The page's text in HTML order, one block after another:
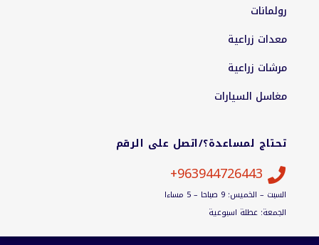
رولمانات
معدات زراعية
مرشات زراعية
مغاسل السيارات
تحتاج لمساعدة؟/اتصل على الرقم

963944726443+
السبت – الخميس: 9 صباحا – 5 مساءا
الجمعة: عطلة اسبوعية